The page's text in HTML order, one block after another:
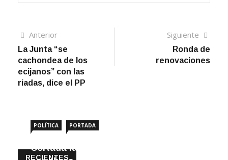
Navegación
de
entradas
AnteriorArtículo
anterior
La Junta “se
cachondea de los
ecijanos” con las
riadas, dice el PP
Siguiente
Ronda de
renovaciones
RECIENTES
POLÍTICA PORTADA
Cortada la SE-9105 hacia La Montiela